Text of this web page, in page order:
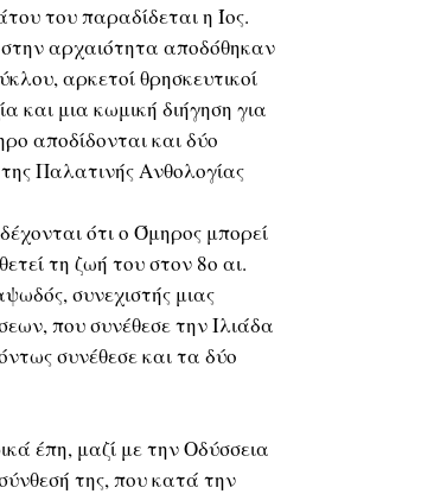
του παραδίδεται η Ίος.
αρχαιότητα αποδόθηκαν
αρκετοί θρησκευτικοί
και μια κωμική διήγηση για
αποδίδονται και δύο
Παλατινής Ανθολογίας
ότι ο Όμηρος μπορεί
τη ζωή του στον 8ο αι.
συνεχιστής μιας
που συνέθεσε την Ιλιάδα
συνέθεσε και τα δύο
έπη, μαζί με την Οδύσσεια
της, που κατά την